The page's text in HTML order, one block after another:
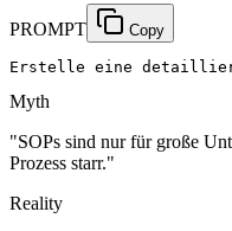
PROMPT Copy
Erstelle eine
Myth
"SOPs sind nur für große
Prozess starr."
Reality